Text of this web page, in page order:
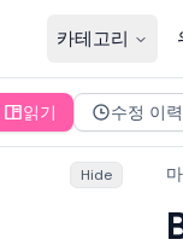
카테고리
읽기 수정 이력
Hide